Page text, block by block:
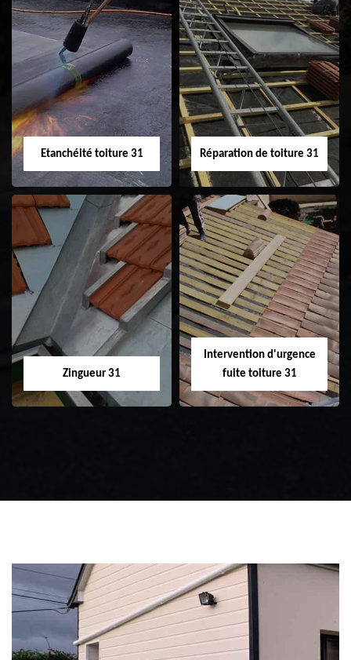
Peinture sur tuile
31
Nettoyage
demoussage de
toiture 31
Etanchéité toiture 31
Etanchéité toiture
31
Réparation de toiture 31
Réparation de
toiture 31
Zingueur 31
Intervention d'urgence
fuite toiture 31